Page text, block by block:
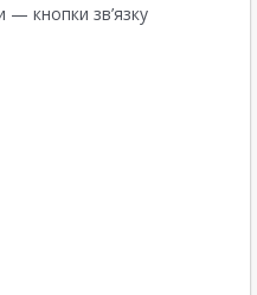
— кнопки зв’язку